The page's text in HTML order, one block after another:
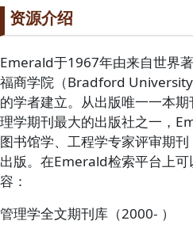
Paragraph title
资源介绍
Paragraph Body
Emerald于1967年由来自世界
福商学院（Bradford
的学者建立。从出版唯一一本
理学期刊最大的出版社之一，
图书馆学、工程学专家评审期
出版。在Emerald检索平台上
容：
管理学全文期刊库（2000- ）